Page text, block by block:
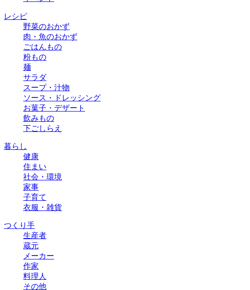
レシピ
野菜のおかず
肉・魚のおかず
ごはんもの
粉もの
麺
サラダ
スープ・汁物
ソース・ドレッシング
お菓子・デザート
飲みもの
下ごしらえ
暮らし
健康
住まい
社会・環境
家事
子育て
衣服・雑貨
つくり手
生産者
蔵元
メーカー
作家
料理人
その他